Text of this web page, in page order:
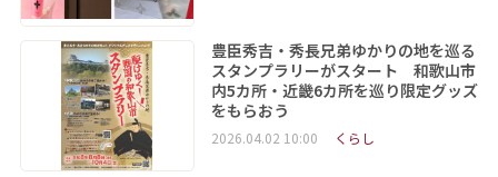
豊臣秀吉・秀長兄弟ゆかりの地を巡る
スタンプラリーがスタート 和歌山市
内5カ所・近畿6カ所を巡り限定グッズ
をもらおう
2026.04.02 10:00 くらし